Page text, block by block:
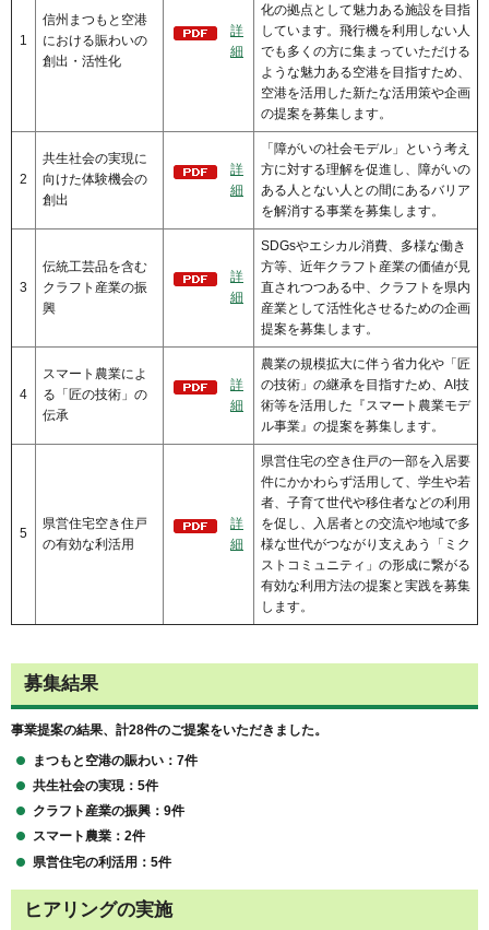
1
信州まつもと空港
における賑わいの
創出・活性化
詳
細
化の拠点として魅力ある施設を目指
しています。飛行機を利用しない人
でも多くの方に集まっていただける
ような魅力ある空港を目指すため、
空港を活用した新たな活用策や企画
の提案を募集します。
2
共生社会の実現に
向けた体験機会の
創出
詳
細
「障がいの社会モデル」という考え
方に対する理解を促進し、障がいの
ある人とない人との間にあるバリア
を解消する事業を募集します。
3
伝統工芸品を含む
クラフト産業の振
興
詳
細
SDGsやエシカル消費、多様な働き
方等、近年クラフト産業の価値が見
直されつつある中、クラフトを県内
産業として活性化させるための企画
提案を募集します。
4
スマート農業によ
る「匠の技術」の
伝承
詳
細
農業の規模拡大に伴う省力化や「匠
の技術」の継承を目指すため、AI技
術等を活用した『スマート農業モデ
ル事業』の提案を募集します。
5
県営住宅空き住戸
の有効な利活用
詳
細
県営住宅の空き住戸の一部を入居要
件にかかわらず活用して、学生や若
者、子育て世代や移住者などの利用
を促し、入居者との交流や地域で多
様な世代がつながり支えあう「ミク
ストコミュニティ」の形成に繋がる
有効な利用方法の提案と実践を募集
します。
募集結果
事業提案の結果、計28件のご提案をいただきました。
まつもと空港の賑わい：7件
共生社会の実現：5件
クラフト産業の振興：9件
スマート農業：2件
県営住宅の利活用：5件
ヒアリングの実施